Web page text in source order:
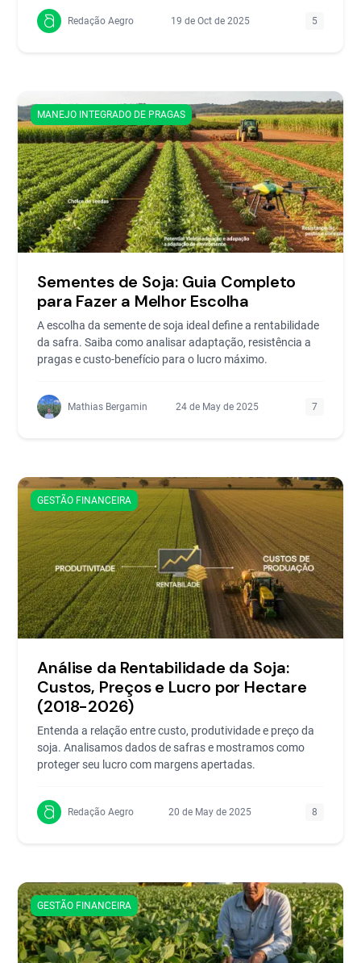
Redação Aegro 19 de Oct de 2025 5
MANEJO INTEGRADO DE PRAGAS
Sementes de Soja: Guia Completo
para Fazer a Melhor Escolha
A escolha da semente de soja ideal define a rentabilidade
da safra. Saiba como analisar adaptação, resistência a
pragas e custo-benefício para o lucro máximo.
Mathias Bergamin 24 de May de 2025 7
GESTÃO FINANCEIRA
Análise da Rentabilidade da Soja:
Custos, Preços e Lucro por Hectare
(2018-2026)
Entenda a relação entre custo, produtividade e preço da
soja. Analisamos dados de safras e mostramos como
proteger seu lucro com margens apertadas.
Redação Aegro 20 de May de 2025 8
GESTÃO FINANCEIRA